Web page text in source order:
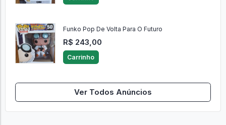
Funko Pop De Volta Para O Futuro
R$ 243,00
Carrinho
Ver Todos Anúncios